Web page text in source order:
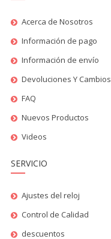
Acerca de Nosotros
Información de pago
Información de envío
Devoluciones Y Cambios
FAQ
Nuevos Productos
Videos
SERVICIO
Ajustes del reloj
Control de Calidad
descuentos